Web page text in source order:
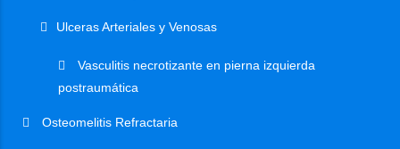
Ulceras Arteriales y Venosas
Vasculitis necrotizante en pierna izquierda
postraumática
Osteomelitis Refractaria